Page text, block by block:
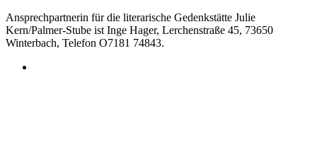
Ansprechpartnerin für die literarische Gedenkstätte Julie
Kern/Palmer-Stube ist Inge Hager, Lerchenstraße 45, 73650
Winterbach, Telefon O7181 74843.